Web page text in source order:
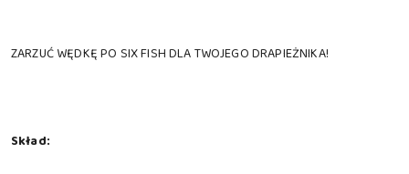
ZARZUĆ WĘDKĘ PO SIX FISH DLA TWOJEGO DRAPIEŻNIKA!
Skład: